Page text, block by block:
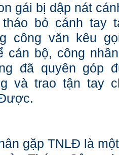
gái bị dập nát
bỏ cánh tay
công văn kêu
cán bộ, công
đã quyên góp
và trao tận tay
gặp TNLĐ là